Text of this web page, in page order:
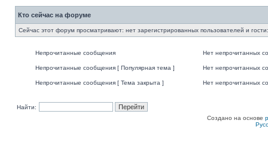
Кто сейчас на форуме
Сейчас этот форум просматривают: нет зарегистрированных пользователей и
Непрочитанные сообщения Нет непрочитанных
Непрочитанные сообщения [ Популярная тема ] Нет непрочитанных
Непрочитанные сообщения [ Тема закрыта ] Нет непрочитанных
Найти:
Создано на основе